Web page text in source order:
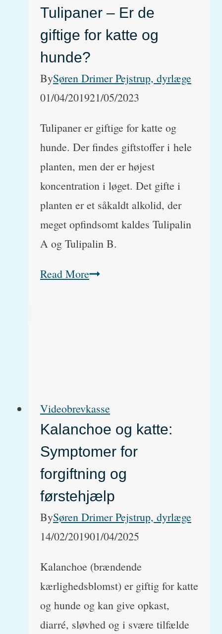
Tulipaner – Er de
giftige for katte og
hunde?
BySøren Drimer Pejstrup, dyrlæge
01/04/201921/05/2023
Tulipaner er giftige for katte og
hunde. Der findes giftstoffer i hele
planten, men der er højest
koncentration i løget. Det gifte i
planten er et såkaldt alkolid, der
meget opfindsomt kaldes Tulipalin
A og Tulipalin B.
Read MoreTulipaner
og
hunde?
Videobrevkasse
Kalanchoe og katte:
Symptomer for
forgiftning og
førstehjælp
BySøren Drimer Pejstrup, dyrlæge
14/02/201901/04/2025
Kalanchoe (brændende
kærlighedsblomst) er giftig for katte
og hunde og kan give opkast,
diarré, sløvhed og i svære tilfælde